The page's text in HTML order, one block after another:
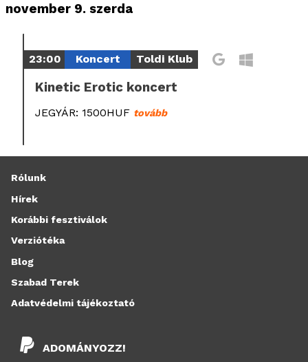
november 9. szerda
23:00 Koncert Toldi Klub
Kinetic Erotic koncert
JEGYÁR: 1500HUF tovább
ADOMÁNYOZZ!
Rólunk
Hírek
Korábbi fesztiválok
Verziótéka
Blog
Szabad Terek
Adatvédelmi tájékoztató